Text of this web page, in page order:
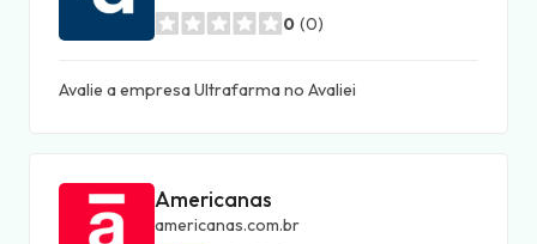
0 (0)
Avalie a empresa Ultrafarma no Avaliei
Americanas
americanas.com.br